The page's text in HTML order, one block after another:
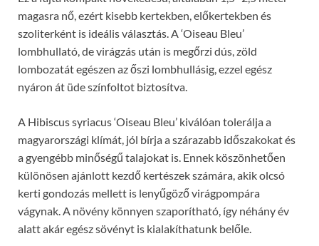
magasra nő, ezért kisebb kertekben, előkertekben és
szoliterként is ideális választás. A ‘Oiseau Bleu’
lombhullató, de virágzás után is megőrzi dús, zöld
lombozatát egészen az őszi lombhullásig, ezzel egész
nyáron át üde színfoltot biztosítva.
A Hibiscus syriacus ‘Oiseau Bleu’ kiválóan tolerálja a
magyarországi klímát, jól bírja a szárazabb időszakokat és
a gyengébb minőségű talajokat is. Ennek köszönhetően
különösen ajánlott kezdő kertészek számára, akik olcsó
kerti gondozás mellett is lenyűgöző virágpompára
vágynak. A növény könnyen szaporítható, így néhány év
alatt akár egész sövényt is kialakíthatunk belőle.